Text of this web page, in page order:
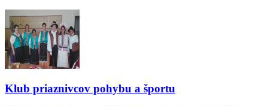
Klub priaznivcov pohybu a športu